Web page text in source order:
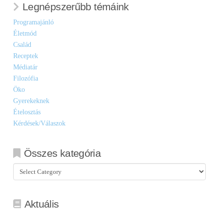
Legnépszerűbb témáink
Programajánló
Életmód
Család
Receptek
Médiatár
Filozófia
Öko
Gyerekeknek
Ételosztás
Kérdések/Válaszok
Összes kategória
Összes
kategória
Aktuális